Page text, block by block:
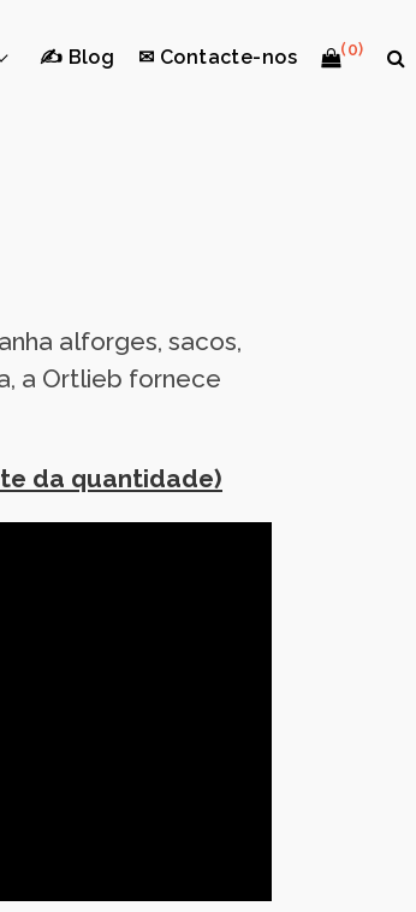
✍ Blog ✉ Contacte-nos (0)
alforges, sacos,
a Ortlieb fornece
da quantidade)